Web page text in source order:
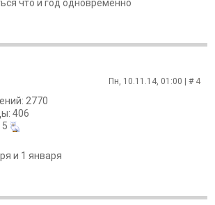
что и год одновременно
Пн, 10.11.14, 01:00 | # 4
2770
406
и 1 января